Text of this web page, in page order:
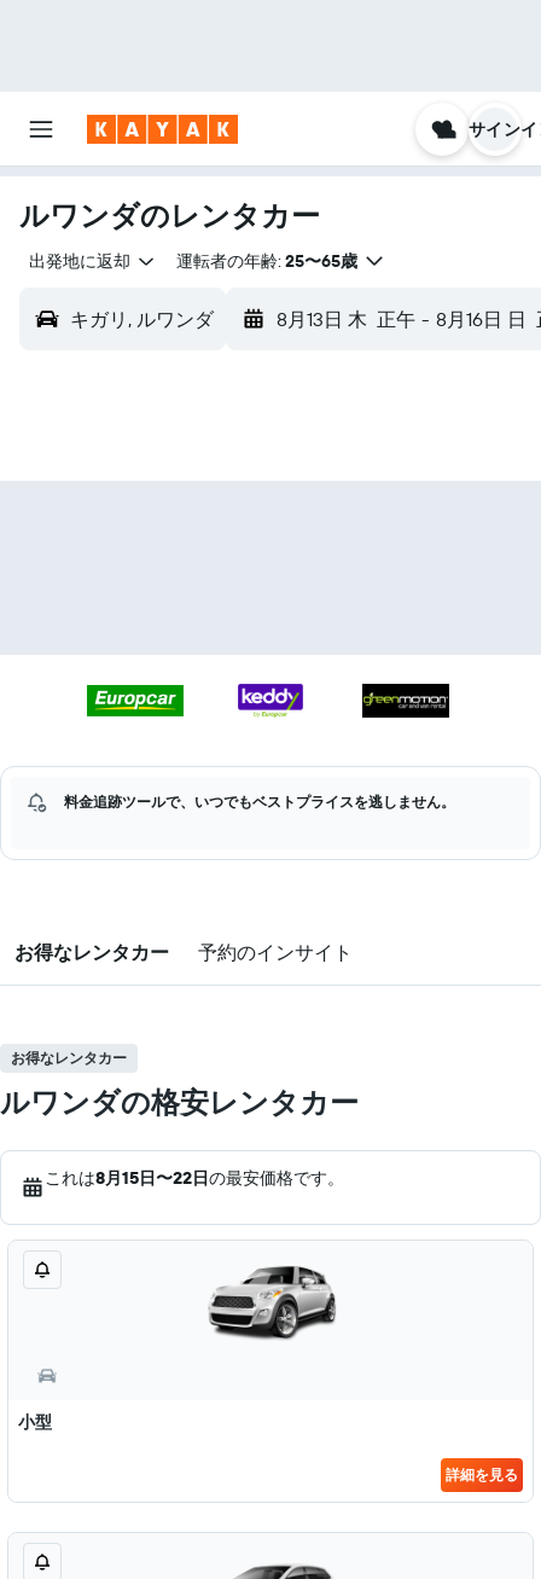
サイン
ルワンダのレンタカー
出発地に返却 運転者の年齢: 25〜65歳
キガリ, ルワンダ 8月13日 木 正午 - 8月16日 日
料金追跡ツールで、いつでもベストプライスを逃しません。
お得なレンタカー 予約のインサイト
お得なレンタカー
ルワンダの格安レンタカー
これは8月15日​〜22日の最安価格です。
小型
詳細を見る